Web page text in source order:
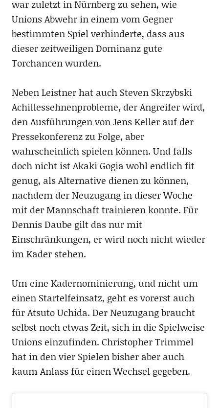
war zuletzt in Nürnberg zu sehen, wie
Unions Abwehr in einem vom Gegner
bestimmten Spiel verhinderte, dass aus
dieser zeitweiligen Dominanz gute
Torchancen wurden.
Neben Leistner hat auch Steven Skrzybski
Achillessehnenprobleme, der Angreifer wird,
den Ausführungen von Jens Keller auf der
Pressekonferenz zu Folge, aber
wahrscheinlich spielen können. Und falls
doch nicht ist Akaki Gogia wohl endlich fit
genug, als Alternative dienen zu können,
nachdem der Neuzugang in dieser Woche
mit der Mannschaft trainieren konnte. Für
Dennis Daube gilt das nur mit
Einschränkungen, er wird noch nicht wieder
im Kader stehen.
Um eine Kadernominierung, und nicht um
einen Startelfeinsatz, geht es vorerst auch
für Atsuto Uchida. Der Neuzugang braucht
selbst noch etwas Zeit, sich in die Spielweise
Unions einzufinden. Christopher Trimmel
hat in den vier Spielen bisher aber auch
kaum Anlass für einen Wechsel gegeben.